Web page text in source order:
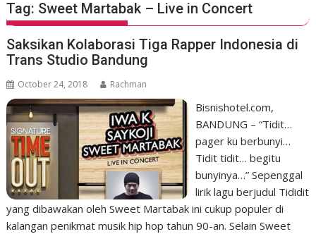
Tag: Sweet Martabak – Live in Concert
Saksikan Kolaborasi Tiga Rapper Indonesia di
Trans Studio Bandung
October 24, 2018 Rachman
Bisnishotel.com,
BANDUNG – “Tidit…
pager ku berbunyi…
Tidit tidit… begitu
bunyinya…” Sepenggal
lirik lagu berjudul Tididit
yang dibawakan oleh Sweet Martabak ini cukup populer di
kalangan penikmat musik hip hop tahun 90-an. Selain Sweet